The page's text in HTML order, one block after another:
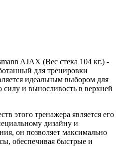
AJAX (Вес стека 104 кг.) -
для тренировки
идеальным выбором для
силу и выносливость в верхней
этого тренажера является его
дизайну и
он позволяет максимально
обеспечивая быстрые и